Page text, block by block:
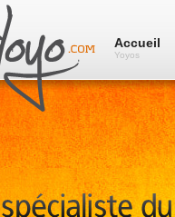
Accueil
Yoyos